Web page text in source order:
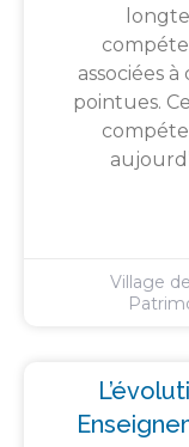
associées
pointues.
Village